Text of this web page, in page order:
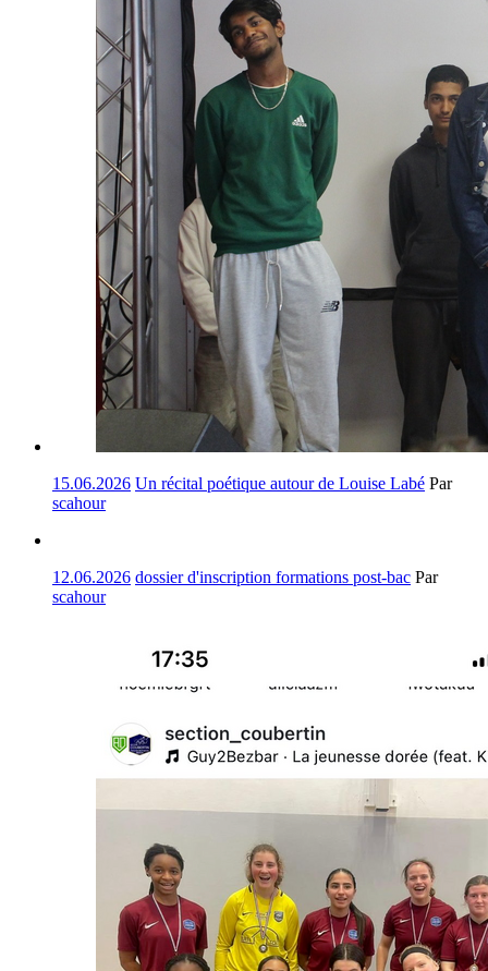
15.06.2026 Un récital poétique autour de Louise Labé Par
scahour
12.06.2026 dossier d'inscription formations post-bac Par
scahour